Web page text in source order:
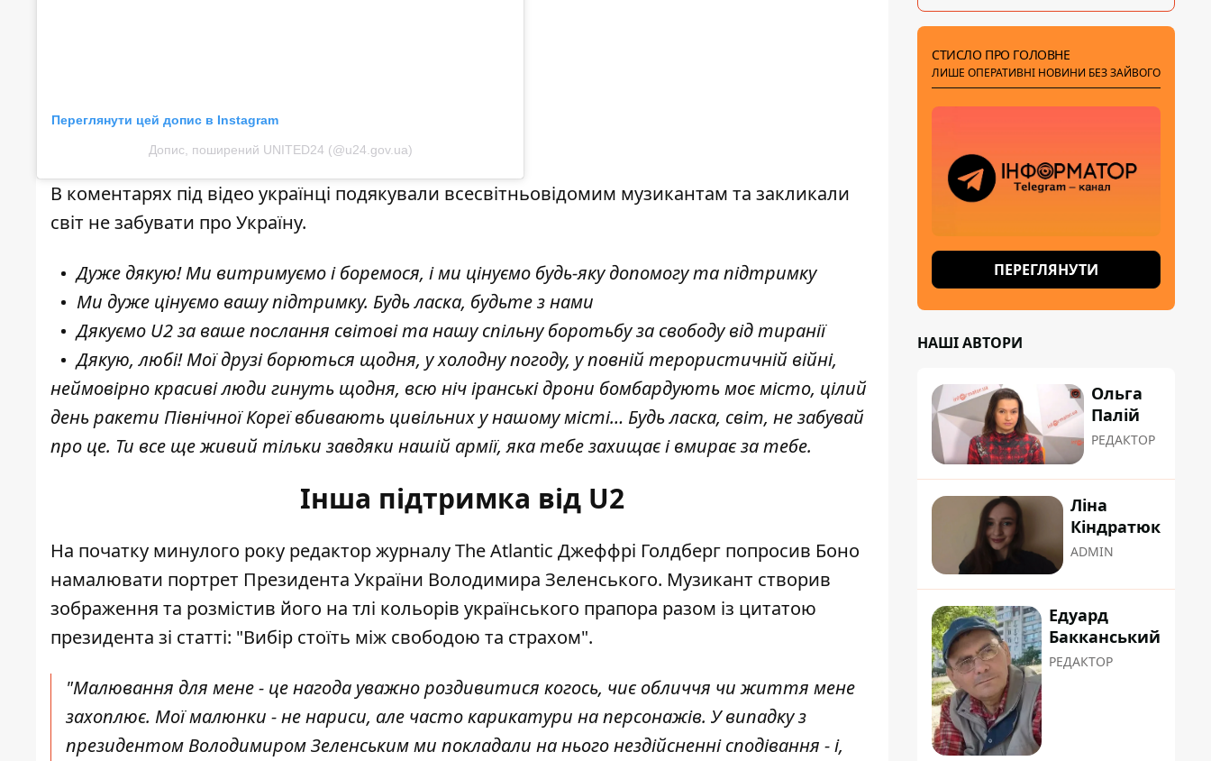
Переглянути цей допис в Instagram
Допис, поширений UNITED24 (@u24.gov.ua)
В коментарях під відео українці подякували всесвітньовідомим музикантам та закликали
світ не забувати про Україну.
Дуже дякую! Ми витримуємо і боремося, і ми цінуємо будь-яку допомогу та підтримку
Ми дуже цінуємо вашу підтримку. Будь ласка, будьте з нами
Дякуємо U2 за ваше послання світові та нашу спільну боротьбу за свободу від тиранії
Дякую, любі! Мої друзі борються щодня, у холодну погоду, у повній терористичній війні,
неймовірно красиві люди гинуть щодня, всю ніч іранські дрони бомбардують моє місто, цілий
день ракети Північної Кореї вбивають цивільних у нашому місті… Будь ласка, світ, не забувай
про це. Ти все ще живий тільки завдяки нашій армії, яка тебе захищає і вмирає за тебе.
Інша підтримка від U2
На початку минулого року редактор журналу The Atlantic Джеффрі Голдберг попросив Боно
намалювати портрет Президента України Володимира Зеленського. Музикант створив
зображення та розмістив його на тлі кольорів українського прапора разом із цитатою
президента зі статті: "Вибір стоїть між свободою та страхом".
"Малювання для мене - це нагода уважно роздивитися когось, чиє обличчя чи життя мене
захоплює. Мої малюнки - не нариси, але часто карикатури на персонажів. У випадку з
президентом Володимиром Зеленським ми покладали на нього нездійсненні сподівання - і,
СТИСЛО ПРО ГОЛОВНЕ
ЛИШЕ ОПЕРАТИВНІ НОВИНИ БЕЗ ЗАЙВОГО
ПЕРЕГЛЯНУТИ
НАШІ АВТОРИ
Ольга
Палій
РЕДАКТОР
Ліна
Кіндратюк
ADMIN
Едуард
Бакканський
РЕДАКТОР